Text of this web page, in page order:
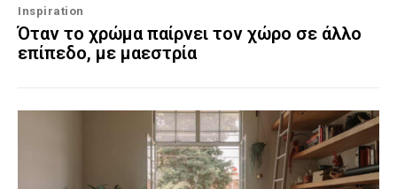
Inspiration
Όταν το χρώμα παίρνει τον χώρο σε άλλο
επίπεδο, με μαεστρία